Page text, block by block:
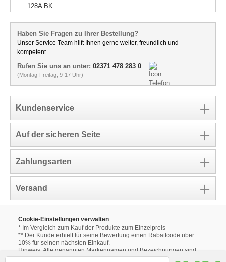
128A BK
Haben Sie Fragen zu Ihrer Bestellung?
Unser Service Team hilft Ihnen gerne weiter, freundlich und
kompetent.
Rufen Sie uns an unter: 02371 478 283 0
(Montag-Freitag, 9-17 Uhr)
Kundenservice
Auf der sicheren Seite
Zahlungsarten
Versand
Cookie-Einstellungen verwalten
* Im Vergleich zum Kauf der Produkte zum Einzelpreis
** Der Kunde erhielt für seine Bewertung einen Rabattcode über
10% für seinen nächsten Einkauf.
Hinweis: Alle genannten Markennamen und Bezeichnungen sind
eingetragene Warenzeichen ihrer Eigentümer.